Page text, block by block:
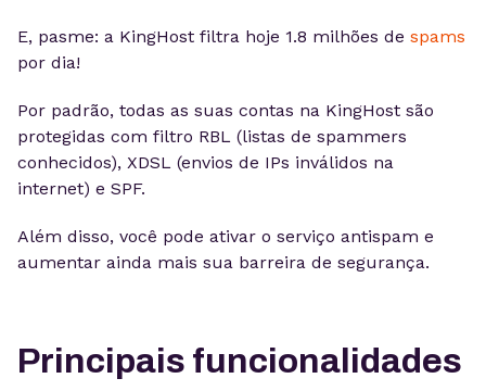
E, pasme: a KingHost filtra hoje 1.8 milhões de spams
por dia!
Por padrão, todas as suas contas na KingHost são
protegidas com filtro RBL (listas de spammers
conhecidos), XDSL (envios de IPs inválidos na
internet) e SPF.
Além disso, você pode ativar o serviço antispam e
aumentar ainda mais sua barreira de segurança.
Principais funcionalidades